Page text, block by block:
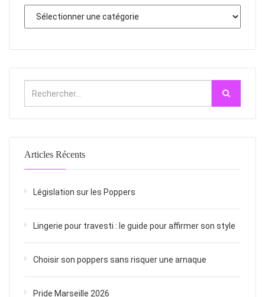
Articles Récents
Législation sur les Poppers
Lingerie pour travesti : le guide pour affirmer son style
Choisir son poppers sans risquer une arnaque
Pride Marseille 2026